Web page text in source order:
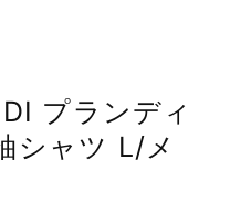
プランディ
シャツ L/メ